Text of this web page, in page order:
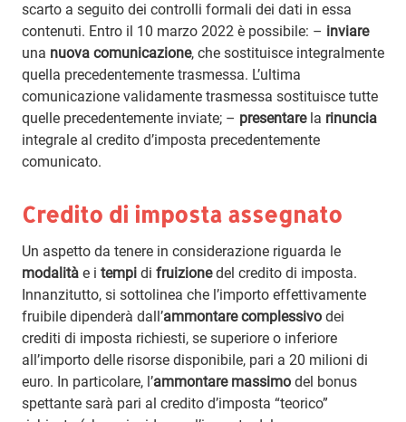
scarto a seguito dei controlli formali dei dati in essa
contenuti. Entro il 10 marzo 2022 è possibile: – inviare
una nuova comunicazione, che sostituisce integralmente
quella precedentemente trasmessa. L’ultima
comunicazione validamente trasmessa sostituisce tutte
quelle precedentemente inviate; – presentarela rinuncia
integrale al credito d’imposta precedentemente
comunicato.
Credito di imposta assegnato
Un aspetto da tenere in considerazione riguarda le
modalità e i tempi di fruizionedel credito di imposta.
Innanzitutto, si sottolinea che l’importo effettivamente
fruibile dipenderà dall’ammontare complessivo dei
crediti di imposta richiesti, se superiore o inferiore
all’importo delle risorse disponibile, pari a 20 milioni di
euro. In particolare, l’ammontare massimo del bonus
spettante sarà pari al credito d’imposta “teorico”